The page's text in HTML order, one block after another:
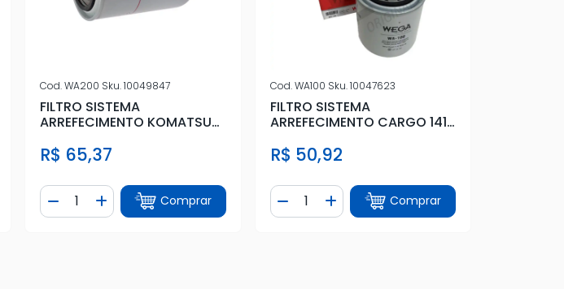
Cod.WA200 Sku.10049847
FILTRO SISTEMA
ARREFECIMENTO KOMATSU
R$ 65,37
Diminuir Quantidade
Quantidade
Adicionar Quantidade
Comprar
Cod.WA100 Sku.10047623
FILTRO SISTEMA
ARREFECIMENTO CARGO 1415
R$ 50,92
Diminuir Quantidade
Quantidade
Adicionar Quantidade
Comprar